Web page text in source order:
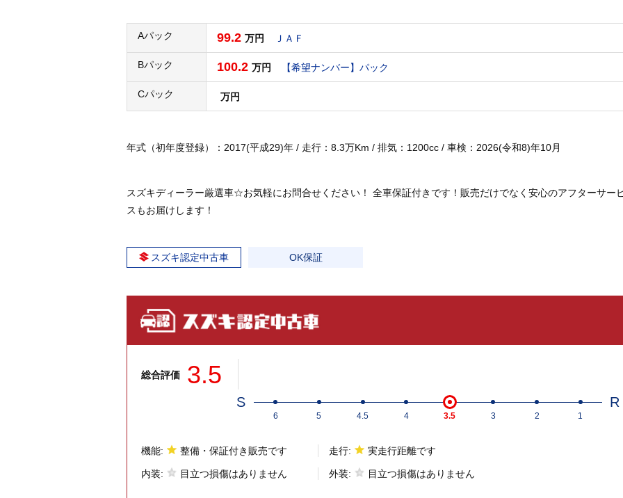
Aパック 99.2 万円 ＪＡＦ
Bパック 100.2 万円 【希望ナンバー】パック
Cパック 万円
年式（初年度登録）：2017(平成29)年 / 走行：8.3万Km / 排気：1200cc / 車検：2026(令和8)年10月
スズキディーラー厳選車☆お気軽にお問合せください！ 全車保証付きです！販売だけでなく安心のアフターサー
スもお届けします！
スズキ認定中古車 OK保証
総合評価 3.5
S R
6 5 4.5 4 3.5 3 2 1
機能: 整備・保証付き販売です 走行: 実走行距離です
内装: 目立つ損傷はありません 外装: 目立つ損傷はありません